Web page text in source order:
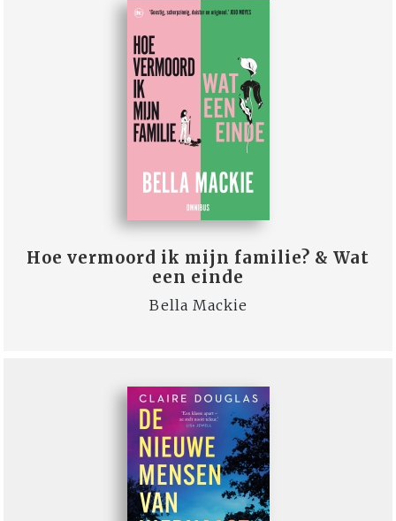
Hoe vermoord ik mijn familie? & Wat
een einde
Bella Mackie